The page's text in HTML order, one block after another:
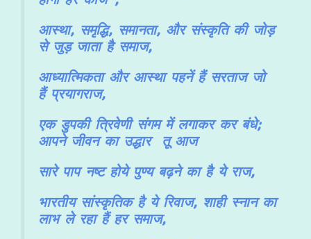
आस्था, समृद्धि, समानता, और संस्कृति की जोड़
से जुड़ जाता है समाज,
आध्यात्मिकता और आस्था पहनें हैं सरताज जो
हैं प्रयागराज,
एक डुपकी त्रिवेणी संगम में लगाकर कर बंधे;
आपने जीवन का उद्धार तू आज
सारे पाप नष्ट होये पुण्य बढ़ने का है ये राज,
भारतीय सांस्कृतिक है ये रिवाज, शाही स्नान का
लाभ ले रहा हैं हर समाज,